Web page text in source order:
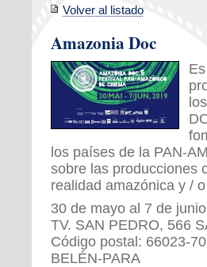
Volver al listado
Amazonia Doc
los países de la PAN-
sobre las producciones
realidad amazónica y /
30 de mayo al 7 de junio
TV. SAN PEDRO, 566
Código postal: 66023-
BELÉN-PARA